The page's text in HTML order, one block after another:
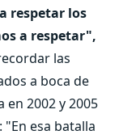
respetar los
a respetar",
las
a boca de
2002 y 2005
esa batalla